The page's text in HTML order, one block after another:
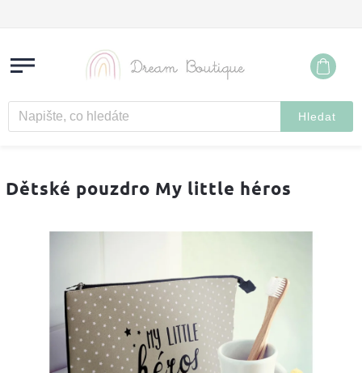
Hledat
Dětské pouzdro My little héros